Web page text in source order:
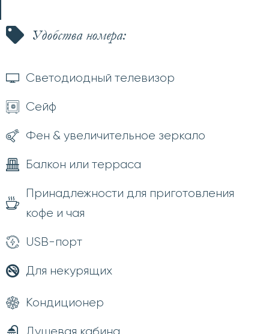
Удобства номера:
Светодиодный телевизор
Сейф
Фен & увеличительное зеркало
Балкон или терраса
Принадлежности для приготовления
кофе и чая
USB-порт
Для некурящих
Кондиционер